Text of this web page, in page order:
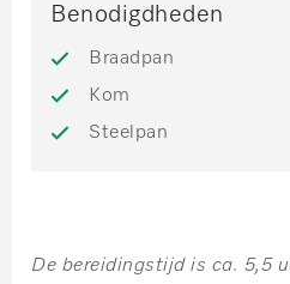
Benodigdheden
Braadpan
Kom
Steelpan
De bereidingstijd is ca. 5,5